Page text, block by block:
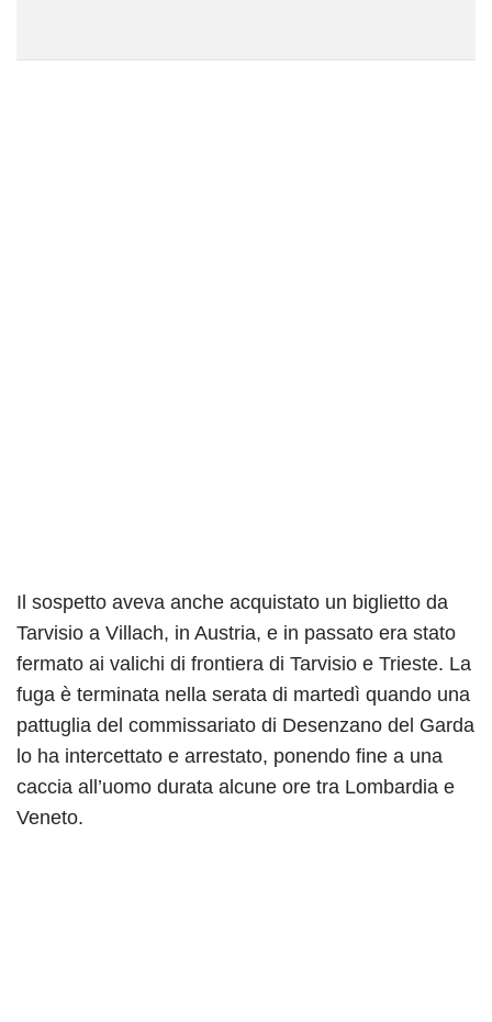
Il sospetto aveva anche acquistato un biglietto da
Tarvisio a Villach, in Austria, e in passato era stato
fermato ai valichi di frontiera di Tarvisio e Trieste. La
fuga è terminata nella serata di martedì quando una
pattuglia del commissariato di Desenzano del Garda
lo ha intercettato e arrestato, ponendo fine a una
caccia all’uomo durata alcune ore tra Lombardia e
Veneto.